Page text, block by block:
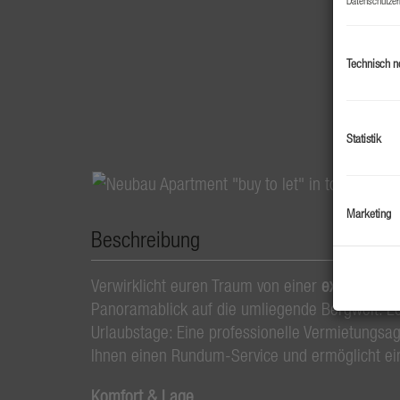
Beschreibung
Verwirklicht euren Traum von einer exklusiven
Panoramablick auf die umliegende Bergwelt.
Urlaubstage: Eine professionelle
Ihnen einen Rundum-Service und ermöglicht
Komfort & Lage
Technisch
Statistik
Marketing